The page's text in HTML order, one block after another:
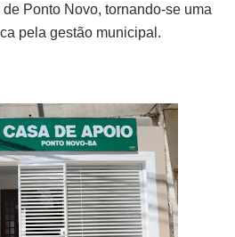
Ponto Novo, tornando-se uma
pela gestão municipal.